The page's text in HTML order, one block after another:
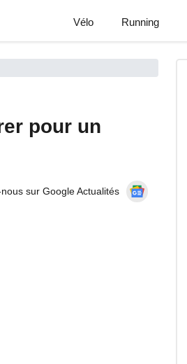
Vélo Running
pour un
sur Google Actualités